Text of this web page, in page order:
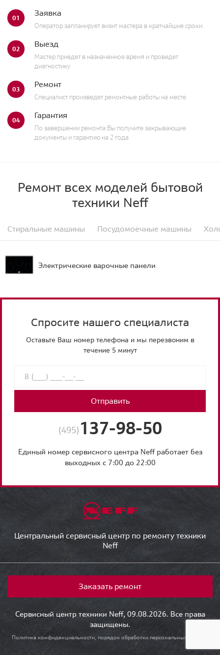
01 Заявка
Оператор запланирует визит мастера в кратчайшие сроки.
02 Выезд
Мастер приедет в назначенное время и проведет
диагностику
03 Ремонт
Специалист произведет ремонтные работы на месте
04 Гарантия
По завершении ремонта Вы получите закрывающие
документы и гарантию на 2 года
Ремонт всех моделей бытовой
техники Neff
Стиральные машины Посудомоечные машины
Электрические варочные панели
Спросите нашего специалиста
Оставьте Ваш номер телефона и мы перезвоним в
течение 5 минут
Отправить
(495) 137-98-50
Единый номер сервисного центра Neff работает без
выходных с 7:00 до 22:00
Центральный сервисный центр по ремонту техники
Neff
Заказать ремонт
Сервисный центр техники Neff, 09.08.2026. Все права
защищены.
Политика конфиденциальности, порядок обработки персональных данных